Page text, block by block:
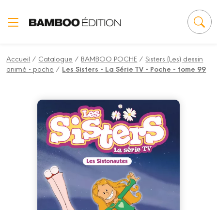
Accueil / Catalogue /BAMBOO POCHE /Sisters (Les) dessin
animé - poche / Les Sisters - La Série TV - Poche - tome 99